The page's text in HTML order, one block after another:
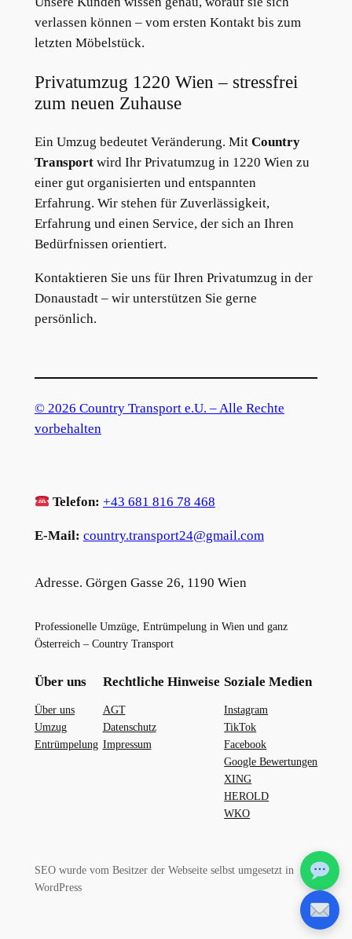
verlassen können – vom ersten Kontakt bis zum
letzten Möbelstück.
Privatumzug 1220 Wien – stressfrei
zum neuen Zuhause
Ein Umzug bedeutet Veränderung. Mit Country
Transportwird Ihr Privatumzug in 1220 Wien zu
einer gut organisierten und entspannten
Erfahrung. Wir stehen für Zuverlässigkeit,
Erfahrung und einen Service, der sich an Ihren
Bedürfnissen orientiert.
Kontaktieren Sie uns für Ihren Privatumzug in der
Donaustadt – wir unterstützen Sie gerne
persönlich.
© 2026 Country Transport e.U. – Alle Rechte
vorbehalten
Telefon: +43 681 816 78 468
E-Mail: country.transport24@gmail.com
Adresse. Görgen Gasse 26, 1190 Wien
Professionelle Umzüge, Entrümpelung in Wien und ganz
Österreich – Country Transport
Über uns
Über uns
Umzug
Entrümpelung
Rechtliche Hinweise
AGT
Datenschutz
Impressum
Soziale Medien
Instagram
TikTok
Facebook
Google Bewertungen
XING
HEROLD
WKO
SEO wurde vom Besitzer der Webseite selbst umgesetzt in
WordPress